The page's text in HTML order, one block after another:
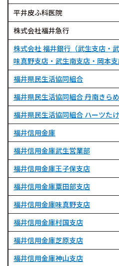
平井皮ふ科医院
株式会社福井急行
株式会社 福井銀行（武生支店・
味真野支店・武生南支店・岡本支
福井県民生活協同組合
福井県民生活協同組合 丹南きら
福井県民生活協同組合 ハーツた
福井信用金庫
福井信用金庫武生営業部
福井信用金庫王子保支店
福井信用金庫粟田部支店
福井信用金庫味真野支店
福井信用金庫村国支店
福井信用金庫芝原支店
福井信用金庫神山支店